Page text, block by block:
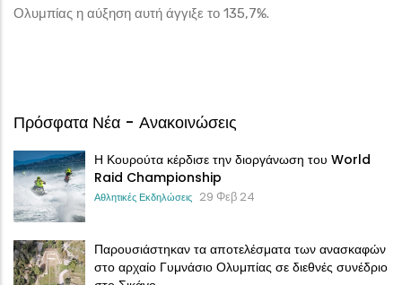
Ολυμπίας η αύξηση αυτή άγγιξε το 135,7%.
Πρόσφατα Νέα - Ανακοινώσεις
Η Κουρούτα κέρδισε την διοργάνωση του World
Raid Championship
Αθλητικές Εκδηλώσεις 29 Φεβ 24
Παρουσιάστηκαν τα αποτελέσματα των ανασκαφών
στο αρχαίο Γυμνάσιο Ολυμπίας σε διεθνές συνέδριο